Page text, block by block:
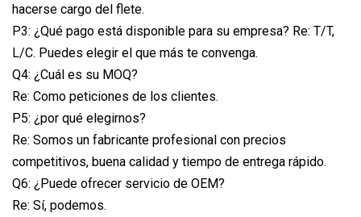
hacerse cargo del flete.
P3: ¿Qué pago está disponible para su empresa? Re: T/T,
L/C. Puedes elegir el que más te convenga.
Q4: ¿Cuál es su MOQ?
Re: Como peticiones de los clientes.
P5: ¿por qué elegirnos?
Re: Somos un fabricante profesional con precios
competitivos, buena calidad y tiempo de entrega rápido.
Q6: ¿Puede ofrecer servicio de OEM?
Re: Sí, podemos.